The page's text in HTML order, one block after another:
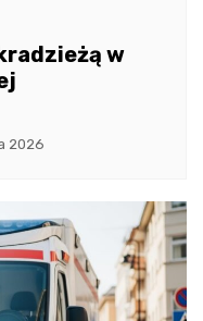
w
2026